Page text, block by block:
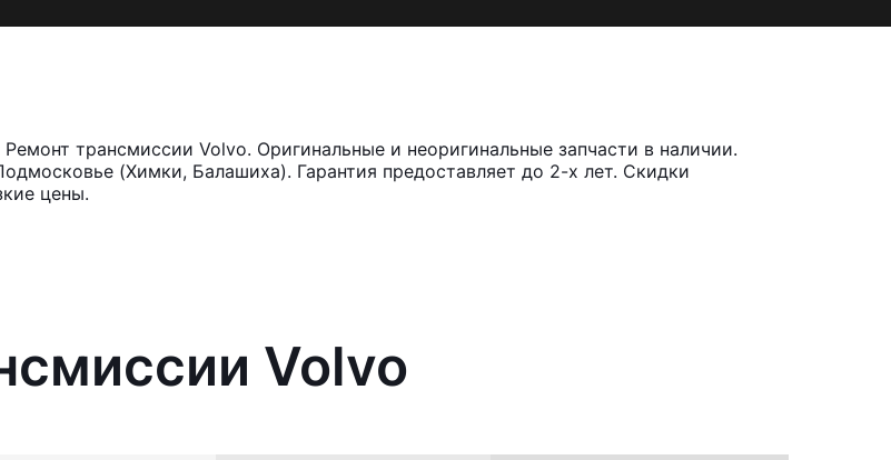
трансмиссии Volvo. Оригинальные и неоригинальные запчасти в наличии.
(Химки, Балашиха). Гарантия предоставляет до 2-х лет. Скидки
цены.
Volvo